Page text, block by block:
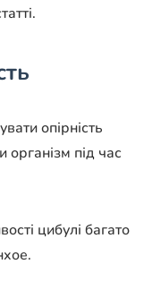
опірність
організм під час
цибулі багато